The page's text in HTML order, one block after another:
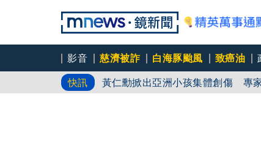
影音 慈濟被詐 白海豚颱風 致癌油
快訊
黃仁勳掀出亞洲小孩集體創傷 專
選美佳麗舞台「與蛇共舞」爆紅！